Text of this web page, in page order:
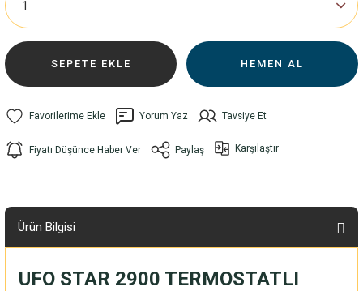
SEPETE EKLE HEMEN AL
Yorum Yaz Tavsiye Et
Fiyatı Düşünce Haber Ver Paylaş Karşılaştır
Ürün Bilgisi
UFO STAR 2900 TERMOSTATLI